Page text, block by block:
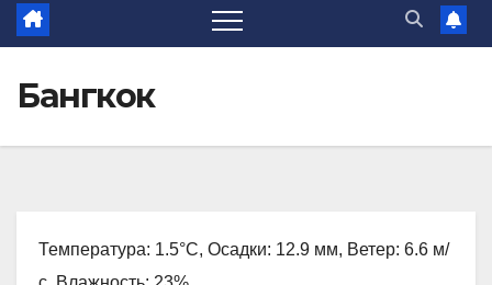
Бангкок
Температура: 1.5°C, Осадки: 12.9 мм, Ветер: 6.6 м/